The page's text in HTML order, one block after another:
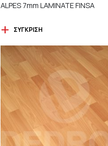
ALPES 7mm LAMINATE FINSA
ΣΎΓΚΡΙΣΗ